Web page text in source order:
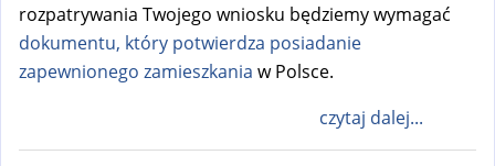
rozpatrywania Twojego wniosku będziemy wymagać
dokumentu, który potwierdza posiadanie
zapewnionego zamieszkania w Polsce.
czytaj dalej...